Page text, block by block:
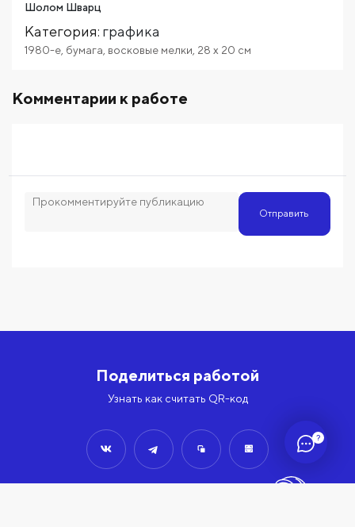
?
Шолом Шварц
Категория: графика
1980-е бумага восковые мелки 28 x 20 см
Комментарии к работе
Отправить
Поделиться работой
Узнать как считать QR-код